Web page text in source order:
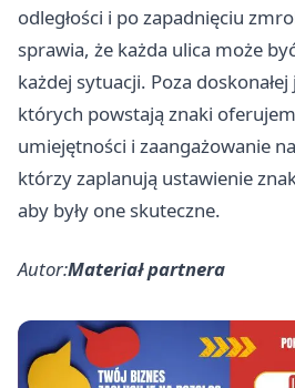
odległości i po zapadnięciu
sprawia, że każda ulica może
każdej sytuacji. Poza
których powstają znaki
umiejętności i zaangażowanie
którzy zaplanują ustawienie
aby były one skuteczne.
Autor:Materiał partnera